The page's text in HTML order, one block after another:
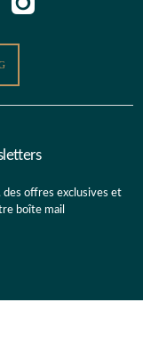
des offres exclusives et
boîte mail